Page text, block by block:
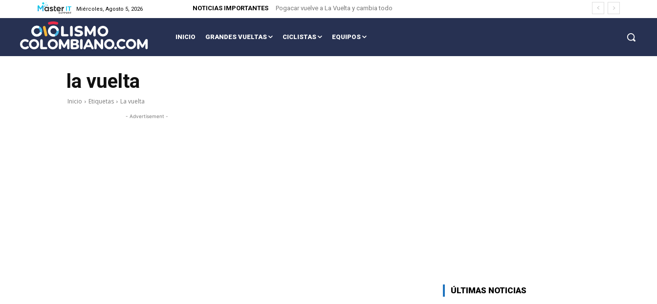
Miércoles, Agosto 5, 2026 NOTICIAS IMPORTANTES Pogacar vuelve a La Vuelta y cambia todo
INICIO GRANDES VUELTAS CICLISTAS EQUIPOS
la vuelta
Inicio Etiquetas La vuelta
- Advertisement -
ÚLTIMAS NOTICIAS